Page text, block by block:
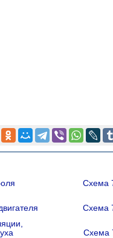
Схема
Схема
Схема